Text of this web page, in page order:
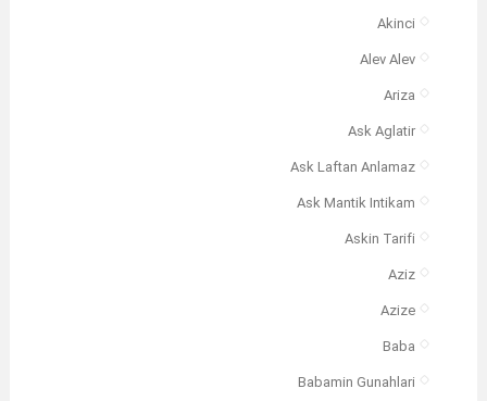
Akinci
Alev Alev
Ariza
Ask Aglatir
Ask Laftan Anlamaz
Ask Mantik Intikam
Askin Tarifi
Aziz
Azize
Baba
Babamin Gunahlari